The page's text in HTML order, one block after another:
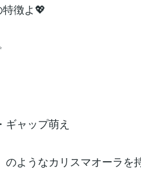
徴よ💖
ャップ萌え
のようなカリスマオーラを